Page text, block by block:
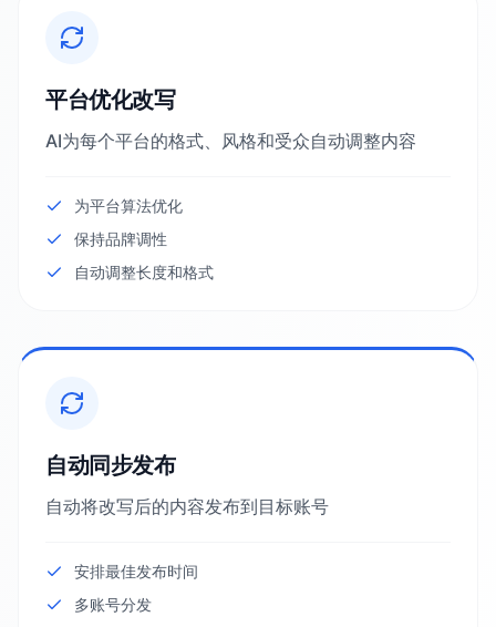
平台优化改写
AI为每个平台的格式、风格和受众自动调整内容
为平台算法优化
保持品牌调性
自动调整长度和格式
自动同步发布
自动将改写后的内容发布到目标账号
安排最佳发布时间
多账号分发